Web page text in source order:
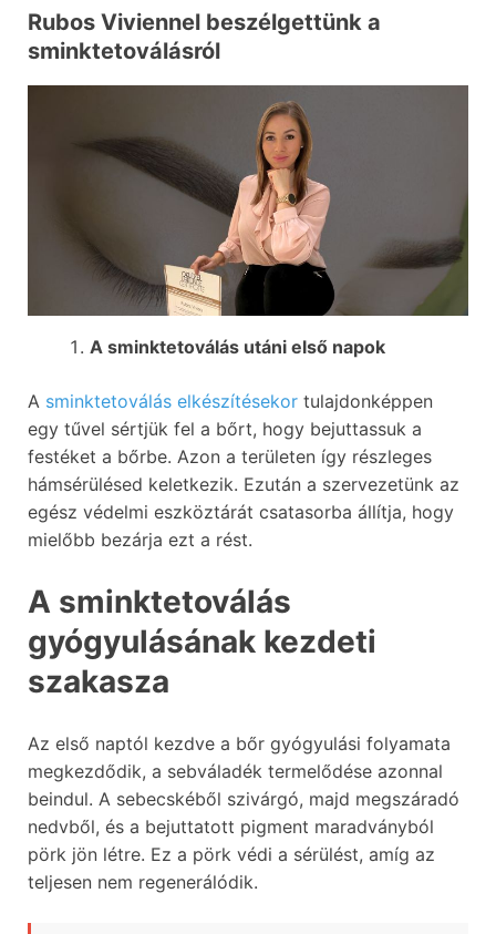
Rubos Viviennel beszélgettünk a
sminktetoválásról
A sminktetoválás utáni első napok
A sminktetoválás elkészítésekor tulajdonképpen
egy tűvel sértjük fel a bőrt, hogy bejuttassuk a
festéket a bőrbe. Azon a területen így részleges
hámsérülésed keletkezik. Ezután a szervezetünk az
egész védelmi eszköztárát csatasorba állítja, hogy
mielőbb bezárja ezt a rést.
A sminktetoválás
gyógyulásának kezdeti
szakasza
Az első naptól kezdve a bőr gyógyulási folyamata
megkezdődik, a sebváladék termelődése azonnal
beindul. A sebecskéből szivárgó, majd megszáradó
nedvből, és a bejuttatott pigment maradványból
pörk jön létre. Ez a pörk védi a sérülést, amíg az
teljesen nem regenerálódik.